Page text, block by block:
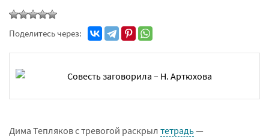
Поделитесь через:
Дима Тепляков с тревогой раскрыл тетрадь—